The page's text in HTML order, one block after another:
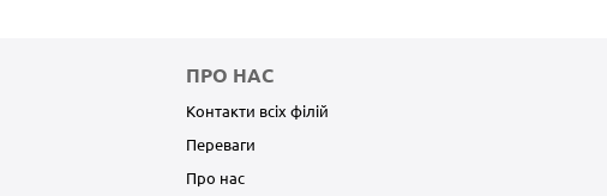
ПРО НАС
Контакти всіх філій
Переваги
Про нас